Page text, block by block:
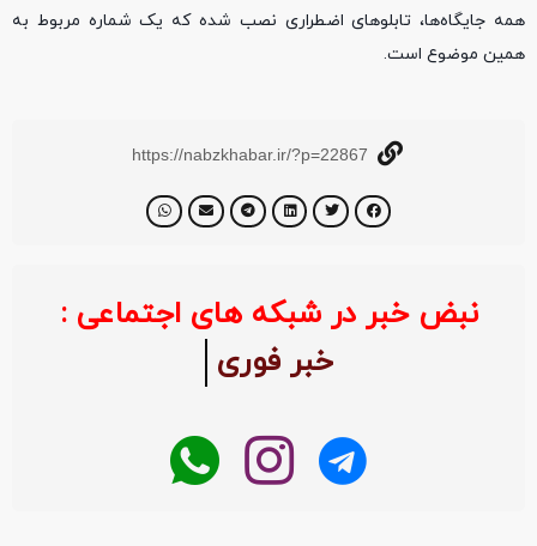
همه جایگاه‌ها، تابلوهای اضطراری نصب شده که یک شماره مربوط به
همین موضوع است.
https://nabzkhabar.ir/?p=22867
نبض خبر در شبکه های اجتماعی :
خبر فوری